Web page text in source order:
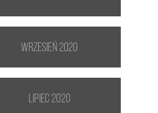
wrzesień 2020
lipiec 2020